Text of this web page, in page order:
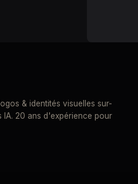
& identités visuelles sur-
IA. 20 ans d'expérience pour